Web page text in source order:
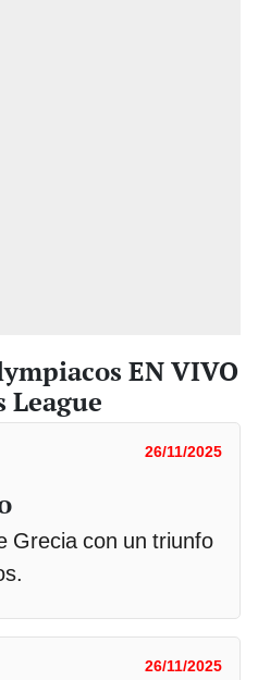
EN VIVO
League
26/11/2025
Grecia con un triunfo
26/11/2025